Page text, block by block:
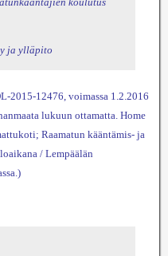
ja ylläpito
2015-12476, voimassa 1.2.2016
lukuun ottamatta. Home
Raamatun kääntämis- ja
/ Lempäälän